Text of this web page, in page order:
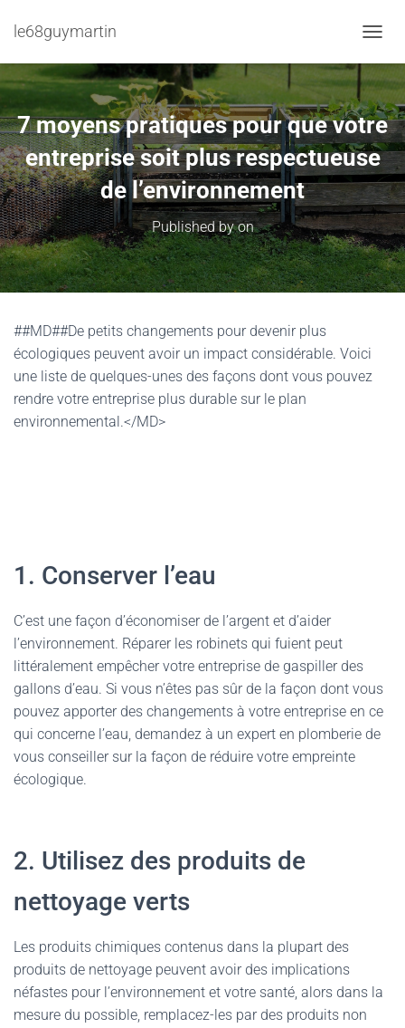
le68guymartin
7 moyens pratiques pour que votre
entreprise soit plus respectueuse
de l’environnement
Published byon
##MD##De petits changements pour devenir plus
écologiques peuvent avoir un impact considérable. Voici
une liste de quelques-unes des façons dont vous pouvez
rendre votre entreprise plus durable sur le plan
environnemental.</MD>
1. Conserver l’eau
C’est une façon d’économiser de l’argent et d’aider
l’environnement. Réparer les robinets qui fuient peut
littéralement empêcher votre entreprise de gaspiller des
gallons d’eau. Si vous n’êtes pas sûr de la façon dont vous
pouvez apporter des changements à votre entreprise en ce
qui concerne l’eau, demandez à un expert en plomberie de
vous conseiller sur la façon de réduire votre empreinte
écologique.
2. Utilisez des produits de
nettoyage verts
Les produits chimiques contenus dans la plupart des
produits de nettoyage peuvent avoir des implications
néfastes pour l’environnement et votre santé, alors dans la
mesure du possible, remplacez-les par des produits non